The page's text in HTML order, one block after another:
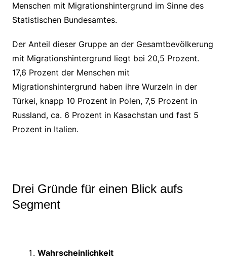
Menschen mit Migrationshintergrund im Sinne des
Statistischen Bundesamtes.
Der Anteil dieser Gruppe an der Gesamtbevölkerung
mit Migrationshintergrund liegt bei 20,5 Prozent.
17,6 Prozent der Menschen mit
Migrationshintergrund haben ihre Wurzeln in der
Türkei, knapp 10 Prozent in Polen, 7,5 Prozent in
Russland, ca. 6 Prozent in Kasachstan und fast 5
Prozent in Italien.
Drei Gründe für einen Blick aufs
Segment
Wahrscheinlichkeit